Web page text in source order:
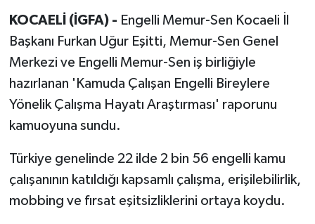
KOCAELİ (İGFA) - Engelli Memur-Sen Kocaeli İl
Başkanı Furkan Uğur Eşitti, Memur-Sen Genel
Merkezi ve Engelli Memur-Sen iş birliğiyle
hazırlanan 'Kamuda Çalışan Engelli Bireylere
Yönelik Çalışma Hayatı Araştırması' raporunu
kamuoyuna sundu.
Türkiye genelinde 22 ilde 2 bin 56 engelli kamu
çalışanının katıldığı kapsamlı çalışma, erişilebilirlik,
mobbing ve fırsat eşitsizliklerini ortaya koydu.